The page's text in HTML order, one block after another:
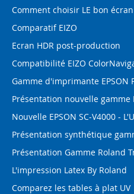
Comment choisir LE bon écran
Comparatif EIZO
Ecran HDR post-production
Compatibilité EIZO
Gamme d'imprimante EPSON
Présentation nouvelle gamme
Nouvelle EPSON SC-V4000 -
Présentation synthétique
Présentation Gamme Roland
L'impression Latex By Roland
Comparez les tables à plat UV